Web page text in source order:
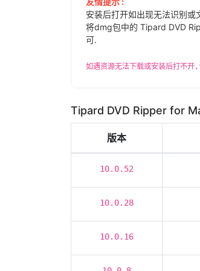
安装后打开如出现无法识别或
将dmg包中的 Tipard DVD
可.
如遇资源无法下载或安装后打不开
Tipard DVD Ripper for
版本
10.0.52
10.0.28
10.0.16